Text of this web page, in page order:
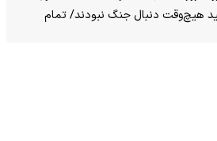
هیچ‌وقت دنبال جنگ نبودند/ تمام